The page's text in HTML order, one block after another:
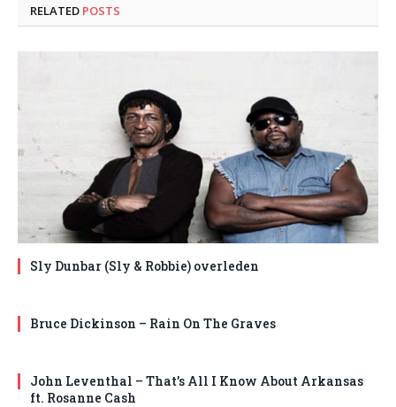
RELATED POSTS
Sly Dunbar (Sly & Robbie) overleden
Bruce Dickinson – Rain On The Graves
John Leventhal – That’s All I Know About Arkansas
ft. Rosanne Cash